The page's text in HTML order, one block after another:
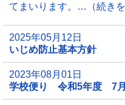
てまいります。…（続きを
2025年05月12日
いじめ防止基本方針
2023年08月01日
学校便り 令和5年度 7